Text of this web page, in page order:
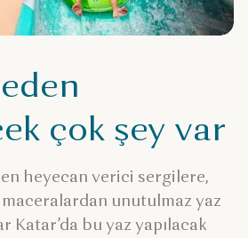
çok şey var
heyecan verici sergilere,
unutulmaz yaz
Katar’da bu yaz yapılacak